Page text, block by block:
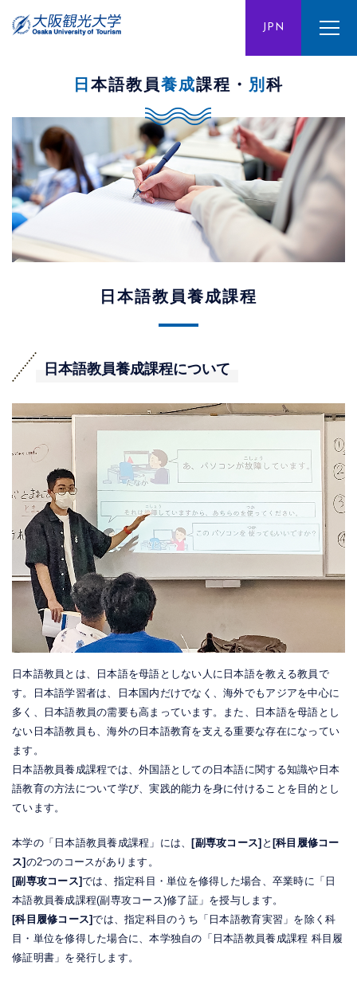
JPN
ENG CHN
日本語教員養成課程・ 別 科
日本語教員養成課程
日本語教員養成課程について
日本語教員とは、日本語を母語としない人に日本語を教える教員で
す。日本語学習者は、日本国内だけでなく、海外でもアジアを中心に
多く、日本語教員の需要も高まっています。また、日本語を母語とし
ない日本語教員も、海外の日本語教育を支える重要な存在になってい
ます。
日本語教員養成課程では、外国語としての日本語に関する知識や日本
語教育の方法について学び、実践的能力を身に付けることを目的とし
ています。
本学の「日本語教員養成課程」には、 [副専攻コース] と [科目履修コー
ス] の2つのコースがあります。
[副専攻コース]では、指定科目・単位を修得した場合、卒業時に「日
本語教員養成課程(副専攻コース)修了証」を授与します。
[科目履修コース]では、指定科目のうち「日本語教育実習」を除く科
目・単位を修得した場合に、本学独自の「日本語教員養成課程 科目履
修証明書」を発行します。